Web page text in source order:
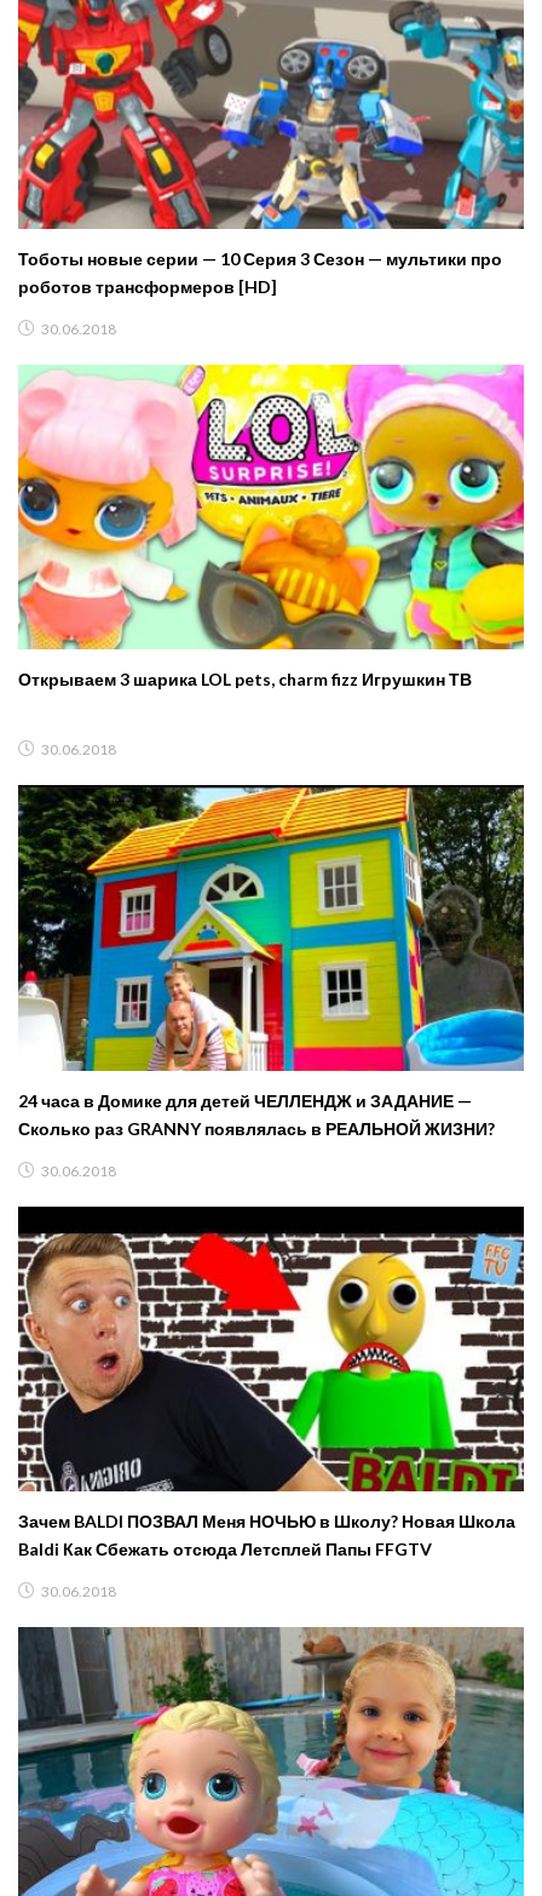
Тоботы новые серии — 10 Серия 3 Сезон — мультики про
роботов трансформеров [HD]
30.06.2018
Открываем 3 шарика LOL pets, charm fizz Игрушкин ТВ
30.06.2018
24 часа в Домике для детей ЧЕЛЛЕНДЖ и ЗАДАНИЕ —
Сколько раз GRANNY появлялась в РЕАЛЬНОЙ ЖИЗНИ?
30.06.2018
Зачем BALDI ПОЗВАЛ Меня НОЧЬЮ в Школу? Новая Школа
Baldi Как Сбежать отсюда Летсплей Папы FFGTV
30.06.2018